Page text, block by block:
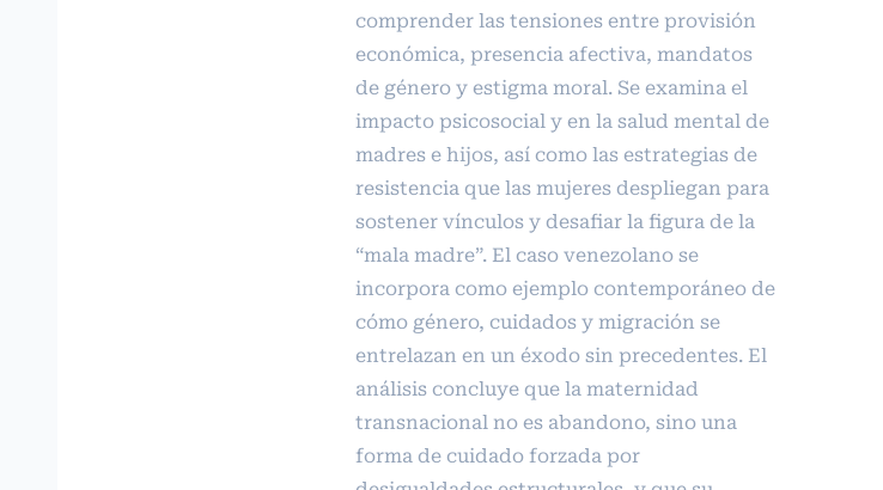
comprender las tensiones entre provisión
económica, presencia afectiva, mandatos
de género y estigma moral. Se examina el
impacto psicosocial y en la salud mental de
madres e hijos, así como las estrategias de
resistencia que las mujeres despliegan para
sostener vínculos y desafiar la figura de la
“mala madre”. El caso venezolano se
incorpora como ejemplo contemporáneo de
cómo género, cuidados y migración se
entrelazan en un éxodo sin precedentes. El
análisis concluye que la maternidad
transnacional no es abandono, sino una
forma de cuidado forzada por